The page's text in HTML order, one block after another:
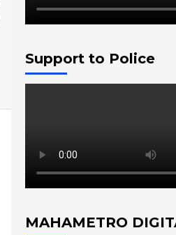
Support to Police
MAHAMETRO